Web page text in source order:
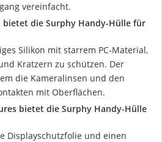
vereinfacht.
die Surphy Handy-Hülle für
Silikon mit starrem PC-Material,
Kratzern zu schützen. Der
die Kameralinsen und den
mit Oberflächen.
bietet die Surphy Handy-Hülle
Displayschutzfolie und einen